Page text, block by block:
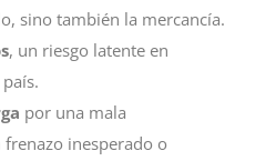
sino también la mercancía.
, un riesgo latente en
por una mala
inesperado o